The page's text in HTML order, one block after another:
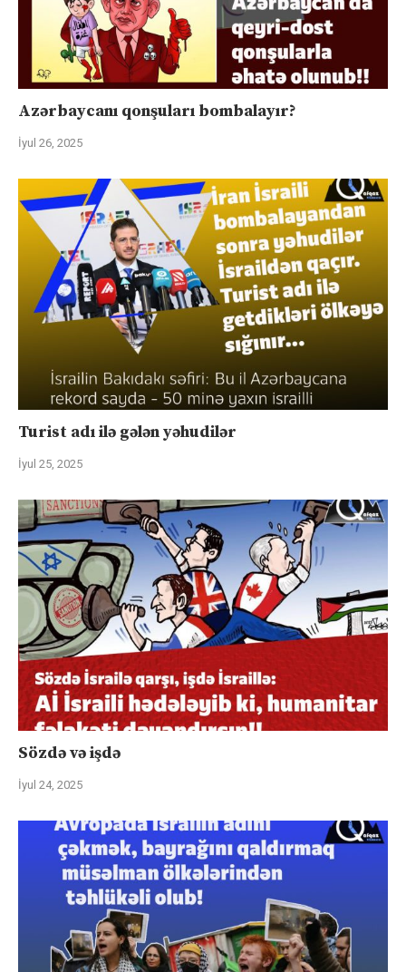
Azərbaycanı qonşuları bombalayır?
İyul 26, 2025
Turist adı ilə gələn yəhudilər
İyul 25, 2025
Sözdə və işdə
İyul 24, 2025